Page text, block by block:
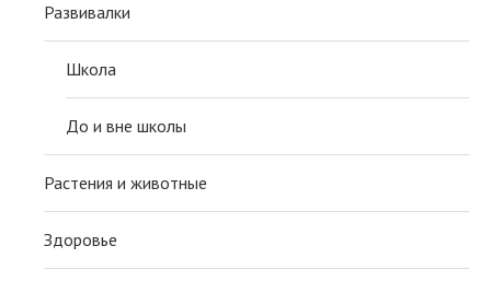
Развивалки
Школа
До и вне школы
Растения и животные
Здоровье